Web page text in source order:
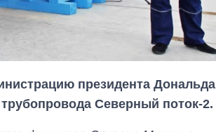
президента Дональда
Северный поток-2.